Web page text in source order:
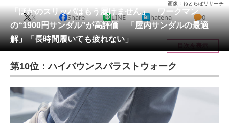
会員記事
メディア
注目記事を集めた総合ページ
ITの今と未来を見通す
スマホと通信の最新トレンド
進化するPCとデバイスの未来
「ほかのスリッパはもう履けません」 ワークマン
の“1900円サンダル”が高評価 「屋内サンダルの最適
解」「長時間履いても疲れない」
画像：ねとらぼリサーチ
X Share LINE hatena 0
目次を表示
第10位：ハイバウンスバラストウォーク